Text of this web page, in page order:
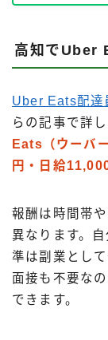
高知でUber
Uber Eats配達
らの記事で詳
Eats（ウーバ
円・日給
報酬は時間帯
異なります。
準は副業とし
面接も不要な
できます。